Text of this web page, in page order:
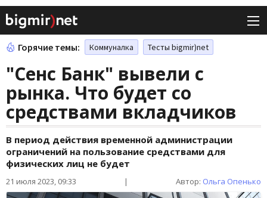
Горячие темы: Коммуналка Тесты bigmir)net
"Сенс Банк" вывели с
рынка. Что будет со
средствами вкладчиков
В период действия временной администрации
ограничений на пользование средствами для
физических лиц не будет
21 июля 2023, 09:33 | Автор: Ольга Опенько